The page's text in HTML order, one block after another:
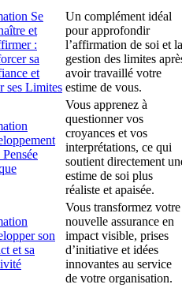
Se
et
:
sa
et
ses Limites
Un complément idéal
pour approfondir
l’affirmation de soi et la
gestion des limites
avoir travaillé votre
estime de vous.
Vous apprenez à
questionner vos
croyances et vos
interprétations, ce qui
soutient directement
estime de soi plus
réaliste et apaisée.
son
et sa
Vous transformez votre
nouvelle assurance en
impact visible, prises
d’initiative et idées
innovantes au service
de votre organisation.